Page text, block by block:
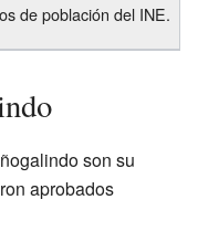
de población del INE.
son su
aprobados